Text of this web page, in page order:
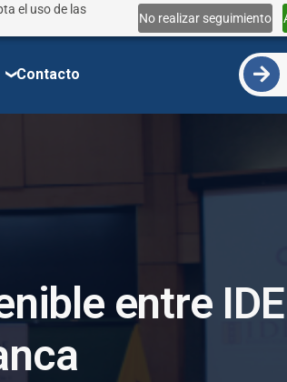
el uso de las
No realizar seguimiento
Lun - Vie 9:00 - 18:00
Contacto
nible entre IDE
nca